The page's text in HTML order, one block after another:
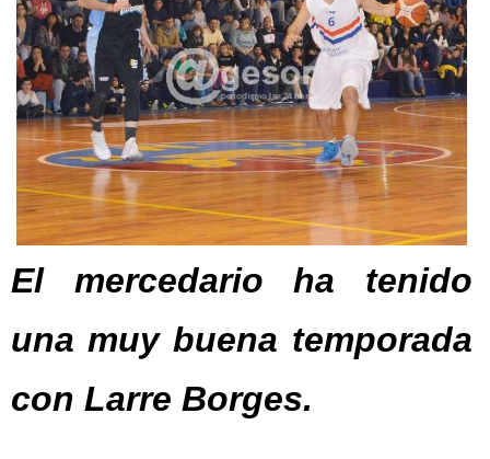
El mercedario ha tenido
una muy buena temporada
con Larre Borges.